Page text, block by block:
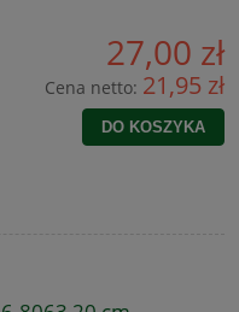
27,00 zł
Cena netto: 21,95 zł
DO KOSZYKA